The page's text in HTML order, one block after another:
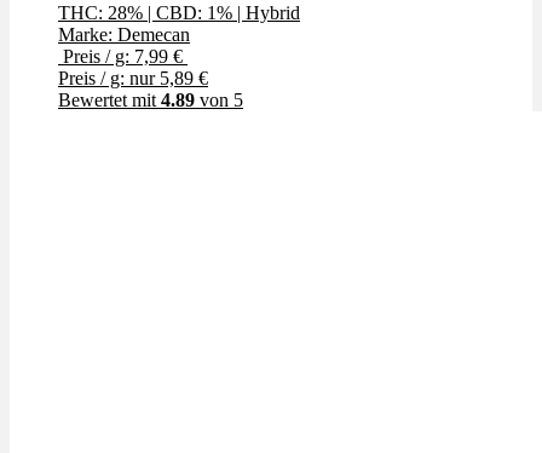
THC: 28% | CBD: 1% | Hybrid
Marke: Demecan
Preis / g: 7,99 €
Preis / g: nur 5,89 €
Bewertet mit 4.89 von 5